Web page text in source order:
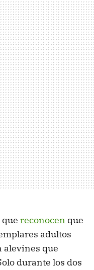
reconocen que
adultos
alevines que
durante los dos